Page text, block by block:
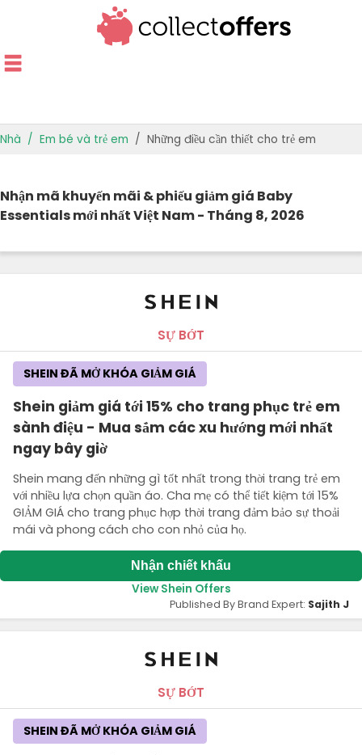
ƯU ĐÃI THEO DANH MỤC
Nhà Em bé và trẻ em Những điều cần thiết cho trẻ em
Nhận mã khuyến mãi & phiếu giảm giá Baby
Essentials mới nhất Việt Nam - Tháng 8, 2026
SỰ BỚT
Shein giảm giá tới 15% cho trang phục trẻ em
sành điệu - Mua sắm các xu hướng mới nhất
ngay bây giờ
Shein mang đến những gì tốt nhất trong thời trang trẻ em
với nhiều lựa chọn quần áo. Cha mẹ có thể tiết kiệm tới 15%
GIẢM GIÁ cho trang phục hợp thời trang đảm bảo sự thoải
mái và phong cách cho con nhỏ của họ.
SHEIN ĐÃ MỞ KHÓA GIẢM GIÁ
Nhận chiết khấu
View Shein Offers
Published By Brand Expert: Sajith J
SỰ BỚT
SHEIN ĐÃ MỞ KHÓA GIẢM GIÁ